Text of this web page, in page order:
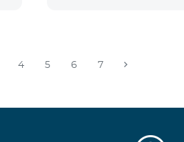
4 5 6 7